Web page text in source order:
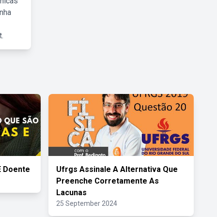
Doente
Ufrgs Assinale A Alternativa Que
Preenche Corretamente As
Lacunas
25 September 2024